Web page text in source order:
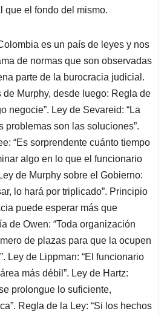
que el fondo del mismo.
es un país de leyes y nos
de normas que son observadas
parte de la burocracia judicial.
de Murphy, desde luego: Regla de
negocie”. Ley de Sevareid: “La
problemas son las soluciones”.
“Es sorprendente cuánto tiempo
algo en lo que el funcionario
de Murphy sobre el Gobierno:
lo hará por triplicado”. Principio
puede esperar más que
de Owen: “Toda organización
de plazas para que la ocupen
Ley de Lippman: “El funcionario
más débil”. Ley de Hartz:
prolongue lo suficiente,
Regla de la Ley: “Si los hechos